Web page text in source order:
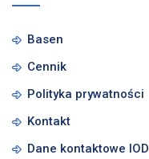
Basen
Cennik
Polityka prywatności
Kontakt
Dane kontaktowe IOD